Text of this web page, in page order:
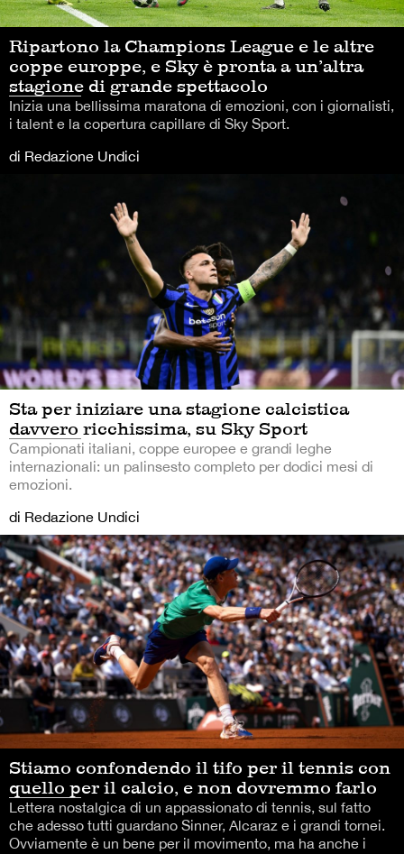
Ripartono la Champions League e le altre
coppe europpe, e Sky è pronta a un’altra
stagione di grande spettacolo
Inizia una bellissima maratona di emozioni, con i giornalisti,
i talent e la copertura capillare di Sky Sport.
di Redazione Undici
Sta per iniziare una stagione calcistica
davvero ricchissima, su Sky Sport
Campionati italiani, coppe europee e grandi leghe
internazionali: un palinsesto completo per dodici mesi di
emozioni.
di Redazione Undici
Stiamo confondendo il tifo per il tennis con
quello per il calcio, e non dovremmo farlo
Lettera nostalgica di un appassionato di tennis, sul fatto
che adesso tutti guardano Sinner, Alcaraz e i grandi tornei.
Ovviamente è un bene per il movimento, ma ha anche i